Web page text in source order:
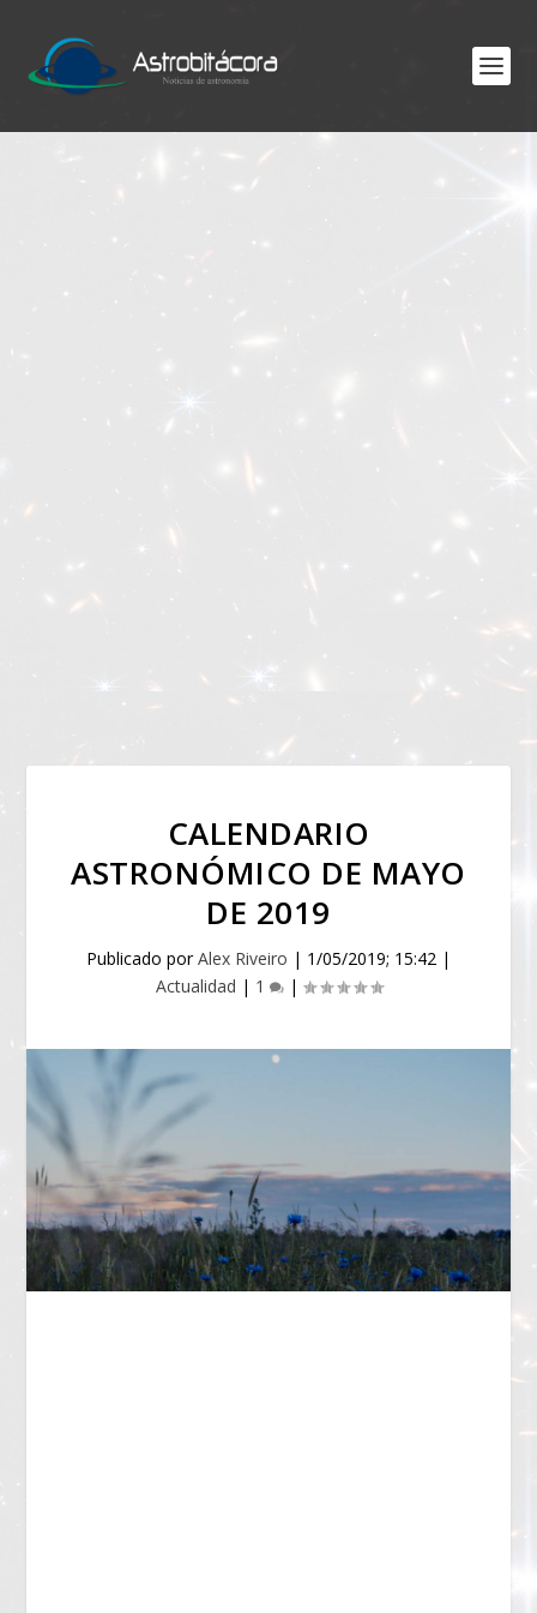
CALENDARIO
ASTRONÓMICO DE MAYO
DE 2019
Publicado porAlex Riveiro | 1/05/2019; 15:42 |
Actualidad | 1 |